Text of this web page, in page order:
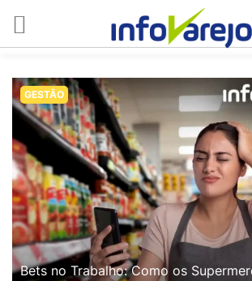
GESTÃO
Bets no Trabalho: Como os